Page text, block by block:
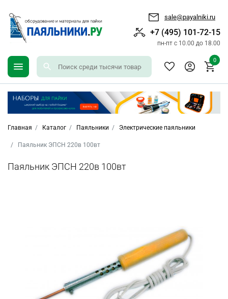
sale@payalniki.ru
+7 (495) 101-72-15
пн-пт с 10.00 до 18.00
0
Главная Каталог Паяльники Электрические паяльники
Паяльник ЭПСН 220в 100вт
Паяльник ЭПСН 220в 100вт